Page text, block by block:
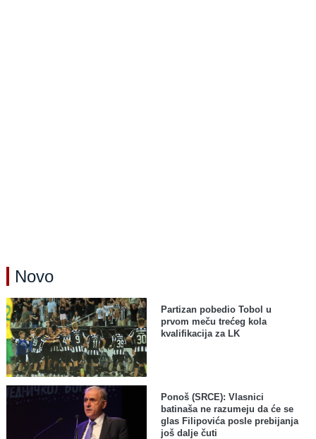
Novo
Partizan pobedio Tobol u
prvom meču trećeg kola
kvalifikacija za LK
Ponoš (SRCE): Vlasnici
batinaša ne razumeju da će se
glas Filipovića posle prebijanja
još dalje čuti